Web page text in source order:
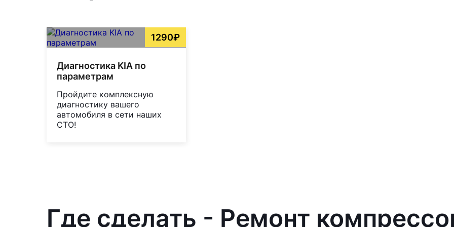
1290₽
Диагностика KIA по
параметрам
Пройдите комплексную
диагностику вашего
автомобиля в сети наших
СТО!
Где сделать - Ремонт